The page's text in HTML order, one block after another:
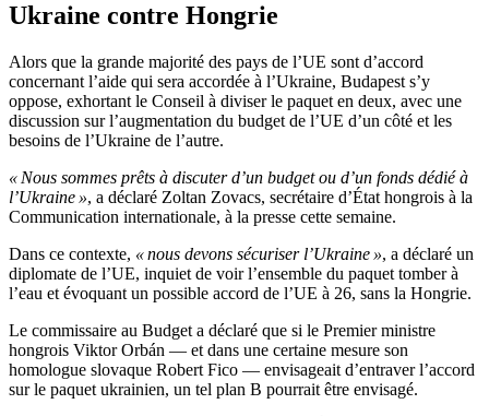
Ukraine contre Hongrie
Alors que la grande majorité des pays de l’UE sont d’accord
concernant l’aide qui sera accordée à l’Ukraine, Budapest s’y
oppose, exhortant le Conseil à diviser le paquet en deux, avec une
discussion sur l’augmentation du budget de l’UE d’un côté et les
besoins de l’Ukraine de l’autre.
« Nous sommes prêts à discuter d’un budget ou d’un fonds dédié à
l’Ukraine », a déclaré Zoltan Zovacs, secrétaire d’État hongrois à la
Communication internationale, à la presse cette semaine.
Dans ce contexte, « nous devons sécuriser l’Ukraine », a déclaré un
diplomate de l’UE, inquiet de voir l’ensemble du paquet tomber à
l’eau et évoquant un possible accord de l’UE à 26, sans la Hongrie.
Le commissaire au Budget a déclaré que si le Premier ministre
hongrois Viktor Orbán — et dans une certaine mesure son
homologue slovaque Robert Fico — envisageait d’entraver l’accord
sur le paquet ukrainien, un tel plan B pourrait être envisagé.